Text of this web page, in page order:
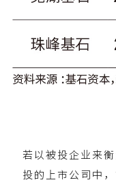
若以被投企业来
投的上市公司中